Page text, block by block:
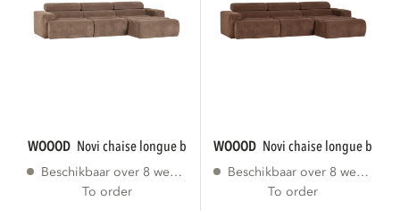
WOOOD novi chaise longue bank rechts...
Beschikbaar over 8 weken
To order
WOOOD novi chaise longue bank
Beschikbaar over 8 weken
To order